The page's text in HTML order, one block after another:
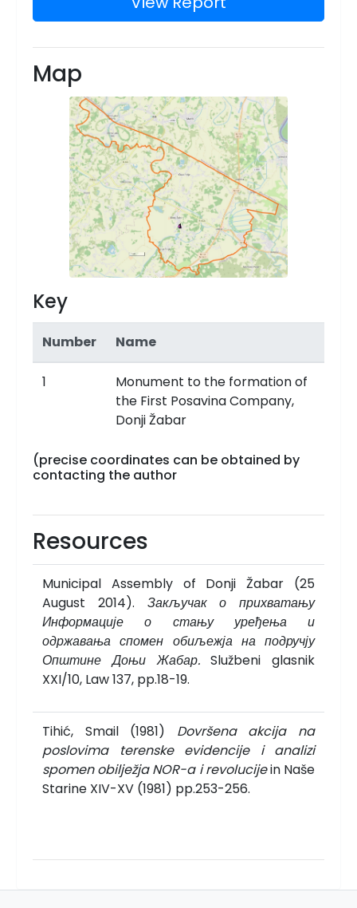
Map
Key
Number Name
1
Monument to the formation of
the First Posavina Company,
Donji Žabar
(precise coordinates can be obtained by
contacting the author
Resources
Municipal Assembly of Donji Žabar (25
August 2014). Закључак о прихватању
Информације о стању уређења и
одржавања спомен обиљежја на подручју
Општине Доњи Жабар.Službeni glasnik
XXI/10, Law 137, pp.18-19.
Tihić, Smail (1981) Dovršena akcija na
poslovima terenske evidencije i analizi
spomen obilježja NOR-a irevolucijein Naše
Starine XIV-XV (1981) pp.253-256.